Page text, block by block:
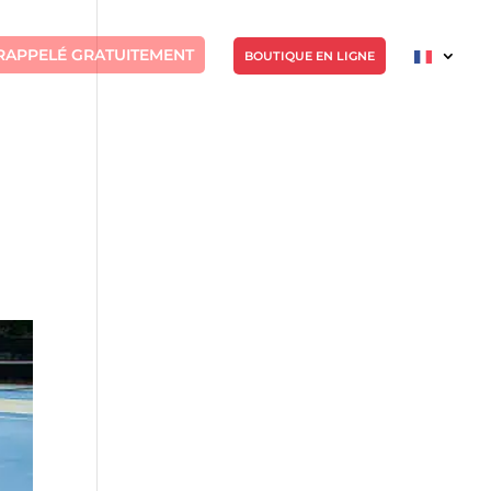
GRATUITEMENT BOUTIQUE EN LIGNE